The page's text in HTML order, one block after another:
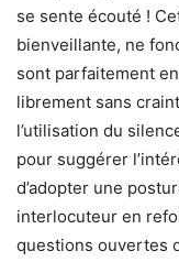
se sente écouté !
bienveillante, ne
sont parfaitement
librement sans
l’utilisation du
pour suggérer l’intér
d’adopter une
interlocuteur en
questions ouvertes